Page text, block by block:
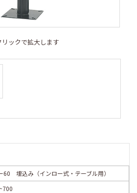
リックで拡大します
60 埋込み（インロー式・テーブル用）